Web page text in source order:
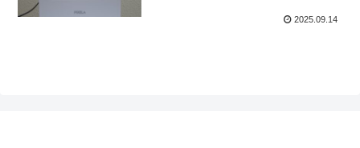
2025.09.14